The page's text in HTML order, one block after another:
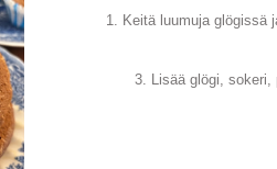
1. Keitä luumuja glögissä
3. Lisää glögi, sokeri,